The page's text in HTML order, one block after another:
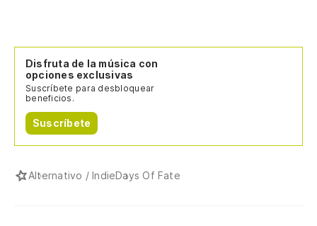
Disfruta de la música con
opciones exclusivas
Suscríbete para desbloquear
beneficios.
Suscríbete
Alternativo / IndieDays Of Fate